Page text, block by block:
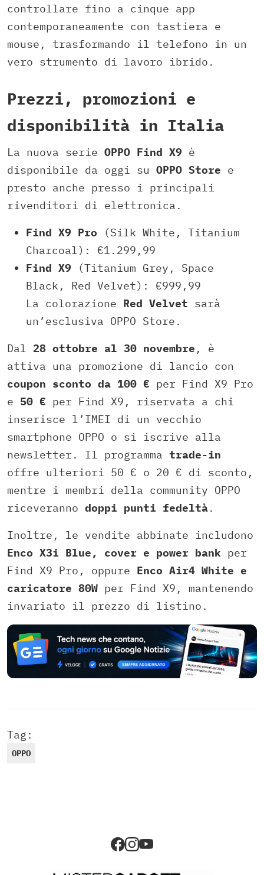
controllare fino a cinque app
contemporaneamente con tastiera e
mouse, trasformando il telefono in un
vero strumento di lavoro ibrido.
Prezzi, promozioni e
disponibilità in Italia
La nuova serie OPPO Find X9 è
disponibile da oggi su OPPO Store e
presto anche presso i principali
rivenditori di elettronica.
Find X9 Pro (Silk White, Titanium
Charcoal): €1.299,99
Find X9 (Titanium Grey, Space
Black, Red Velvet): €999,99
La colorazione Red Velvet sarà
un’esclusiva OPPO Store.
Dal 28 ottobre al 30 novembre , è
attiva una promozione di lancio con
coupon sconto da 100 € per Find X9 Pro
e 50 € per Find X9, riservata a chi
inserisce l’IMEI di un vecchio
smartphone OPPO o si iscrive alla
newsletter. Il programma trade-in
offre ulteriori 50 € o 20 € di sconto,
mentre i membri della community OPPO
riceveranno doppi punti fedeltà.
Inoltre, le vendite abbinate includono
Enco X3i Blue, cover e power bank per
Find X9 Pro, oppure Enco Air4 White e
caricatore 80W per Find X9, mantenendo
invariato il prezzo di listino.
Tag:
OPPO